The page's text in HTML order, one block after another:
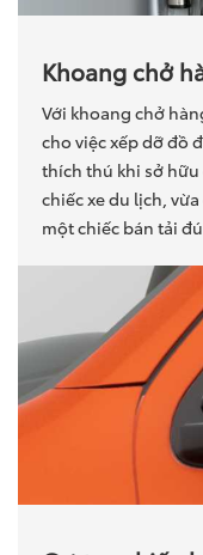
Khoang chở
Với khoang chở
cho việc xếp dỡ đồ
thích thú khi sở hữu
chiếc xe du lịch,
một chiếc bán tải